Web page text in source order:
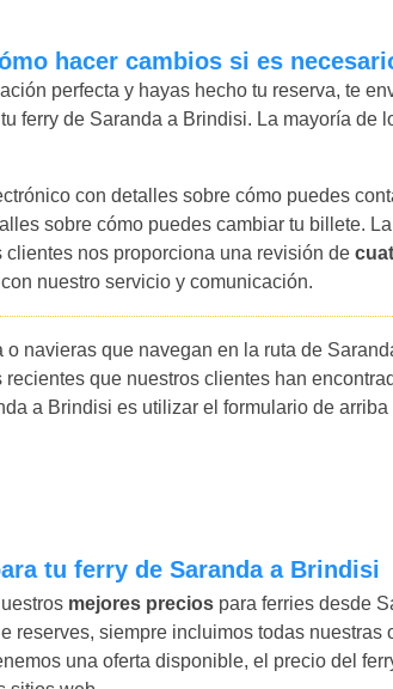
hacer cambios si es
perfecta y hayas hecho tu reserva, te
ferry de Saranda a Brindisi. La mayoría de
con detalles sobre cómo puedes
sobre cómo puedes cambiar tu billete.
nos proporciona una revisión de
nuestro servicio y comunicación.
navieras que navegan en la ruta de
que nuestros clientes han
a Brindisi es utilizar el formulario de
tu ferry de Saranda a Brindisi
mejores precios para ferries desde
reserves, siempre incluimos todas nuestras
una oferta disponible, el precio del